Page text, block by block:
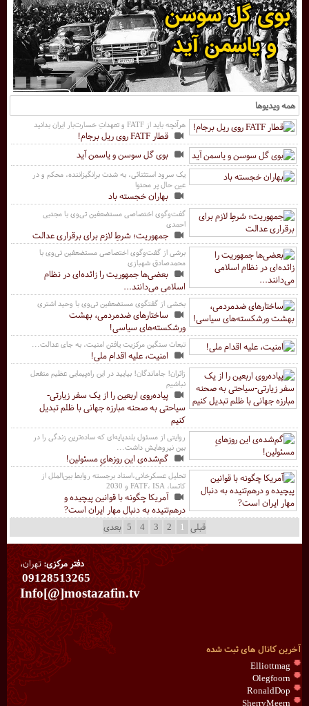
همه ویدیوها
هرآنچه باید از FATF و تعهداتِ خسارت‌بار ایران بدانید
قطار FATF روی ریل برجام!
بوی گل سوسن و یاسمن آید
یک سرود استثنائی، به شدت برانگیزاننده، محکم و در
عین حال پر محتوا
بهاران خجسته باد
گفت‌وگوی اختصاصی مستضعفین تی‌وی با مجتبی
احمدی
جمهوریت؛ شرطِ لازم برای برقراری عدالت
برشی از گفت‌وگوی اختصاصی مستضعفین تی‌وی با
محمدصادق شهبازی
بعضی‌ها جمهوریت را زائده‌ای در نظام
اسلامی می‌دانند...
بخشی از گفتگوی مستضعفین‌ تی‌وی با وحید اشتری
ساختارهای ضدمردمی، بهشت
ورشکسته‌های سیاسی!
تبعات سنگین مرکزیت یافتن امنیت، به جای عدالت...
امنیت، علیه اقدام ملی!
زائران! جاماندگان! بیایید در این راه‌پیمایی عظیم منفعل
نباشیم
پیاده‌روی اربعین را از یک سفر زیارتی-
سیاحتی به صحنه مبارزه جهانی با ظلم تبدیل
کنیم
روایتی از مسئول بلندپایه‌ای که ساده‌ترین زندگی را در
بین نیروهایش داشت...
گم‌شده‌ی این روزهایِ مسئولین!
تحلیل عسکرخانی،استاد برجسته روابط بین‌الملل از
کاتسا، FATF، ISA و 2030
آمریکا چگونه با قوانین پیچیده و
درهم‌تنیده به دنبال مهار ایران است?
قبلی
1
2
3
4
5 بعدی
دفتر مرکزی:تهران،
09128513265
Info[@]mostazafin.tv
آخرین کانال های ثبت شده
Elliottmag
Olegfoorn
RonaldDop
SherryMeern